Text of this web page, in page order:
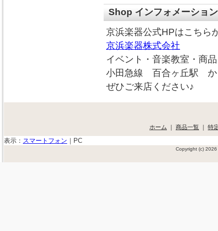
Shop インフォメーション
京浜楽器公式HPはこちら
京浜楽器株式会社
イベント・音楽教室・商
小田急線 百合ヶ丘駅 か
ぜひご来店ください♪
ホーム ｜ 商品一覧 ｜ 特
表示： スマートフォン ｜ PC
Copyright (c)